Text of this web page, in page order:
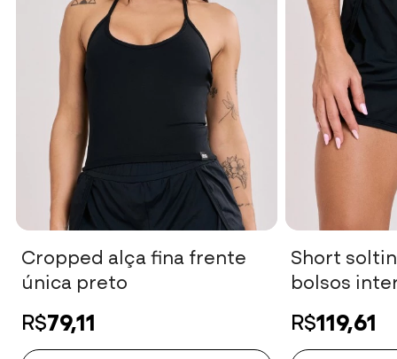
Cropped alça fina frente
única preto
R$79,11
Short
bolsos
R$119,61